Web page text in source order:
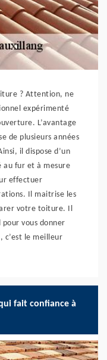
? Attention, ne
expérimenté
L’avantage
de plusieurs années
il dispose d’un
au fur et à mesure
effectuer
Il maitrise les
votre toiture. Il
pour vous donner
c’est le meilleur
fait confiance à